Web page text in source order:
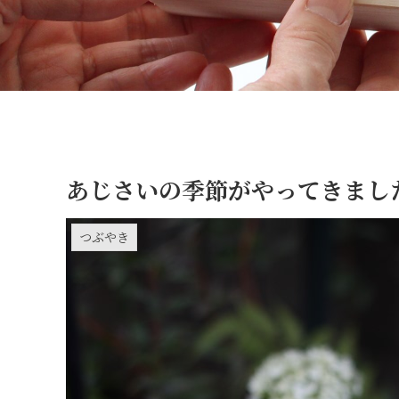
あじさいの季節がやってきまし
つぶやき